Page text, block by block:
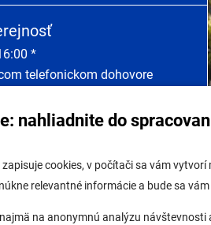
nahliadnite do
cookies, v počítači sa vám
relevantné informácie a bude sa
na anonymnú analýzu
*
telefonickom dohovore
Úradná